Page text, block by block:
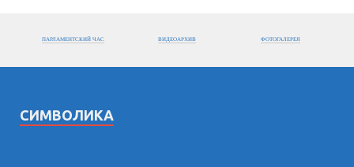
ПАРЛАМЕНТСКИЙ ЧАС ВИДЕОАРХИВ ФОТОГАЛЕРЕЯ
СИМВОЛИКА